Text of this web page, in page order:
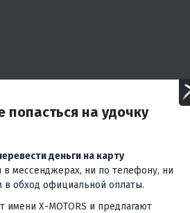
попасться на удочку
деньги на карту
в мессенджерах, ни по телефону, ни
обход официальной оплаты.
имени X-MOTORS и предлагают